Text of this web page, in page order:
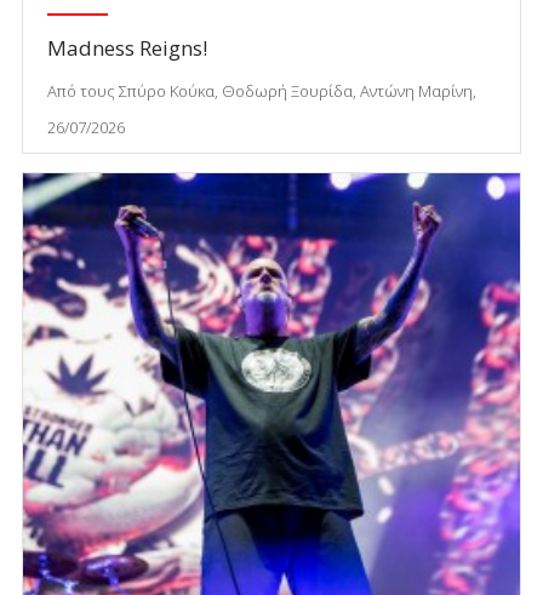
Madness Reigns!
Από τους Σπύρο Κούκα, Θοδωρή Ξουρίδα, Αντώνη Μαρίνη,
26/07/2026